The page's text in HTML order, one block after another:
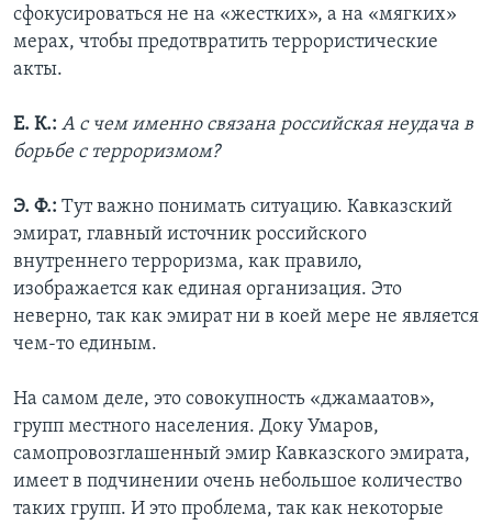
сфокусироваться не на «жестких», а на «мягких»
мерах, чтобы предотвратить террористические
акты.
Е. К.: А с чем именно связана российская неудача в
борьбе с терроризмом?
Э. Ф.: Тут важно понимать ситуацию. Кавказский
эмират, главный источник российского
внутреннего терроризма, как правило,
изображается как единая организация. Это
неверно, так как эмират ни в коей мере не является
чем-то единым.
На самом деле, это совокупность «джамаатов»,
групп местного населения. Доку Умаров,
самопровозглашенный эмир Кавказского эмирата,
имеет в подчинении очень небольшое количество
таких групп. И это проблема, так как некоторые